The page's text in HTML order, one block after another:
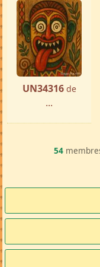
UN34316 de
...
54